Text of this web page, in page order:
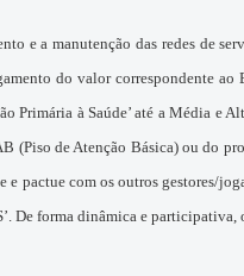
e a manutenção das redes de
do valor correspondente
Primária à Saúde’ até a Média
(Piso de Atenção Básica) ou do
e pactue com os outros gestores/
De forma dinâmica e